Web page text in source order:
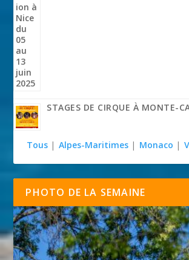
STAGES DE CIRQUE À MONTE-
Tous | Alpes-Maritimes | Monaco |
PHOTO DE LA SEMAINE